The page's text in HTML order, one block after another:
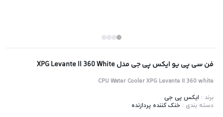
فن سی پی یو ایکس پی جی مدل XPG Levante II 360 White
CPU Water Cooler XPG Levante II 360 white
برند : ایکس پی جی
دسته بندی :خنک کننده پردازنده